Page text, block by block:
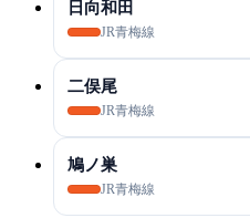
日向和田
JR青梅線
二俣尾
JR青梅線
鳩ノ巣
JR青梅線